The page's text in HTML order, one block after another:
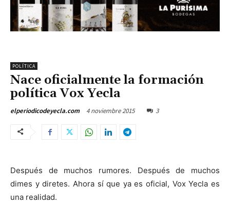
POLÍTICA
Nace oficialmente la formación
política Vox Yecla
elperiodicodeyecla.com 4 noviembre 2015 3
Después de muchos rumores. Después de muchos
dimes y diretes. Ahora sí que ya es oficial, Vox Yecla es
una realidad.